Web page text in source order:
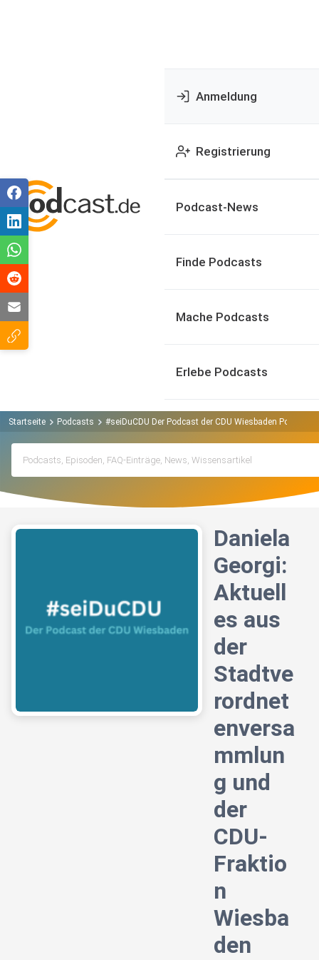
Anmeldung
Registrierung
Podcast-News
Finde Podcasts
Mache Podcasts
Erlebe Podcasts
Startseite Podcasts #seiDuCDU Der Podcast der CDU Wiesbaden Podcast
Daniela
Georgi:
Aktuell
es aus
der
Stadtve
rordnet
enversa
mmlun
g und
der
CDU-
Fraktio
n
Wiesba
den